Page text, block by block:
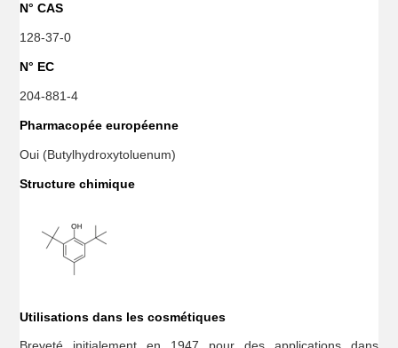
N° CAS
128-37-0
N° EC
204-881-4
Pharmacopée européenne
Oui (Butylhydroxytoluenum)
Structure chimique
Utilisations dans les cosmétiques